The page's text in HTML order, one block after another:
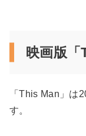
映画版
「This Man」は
す。